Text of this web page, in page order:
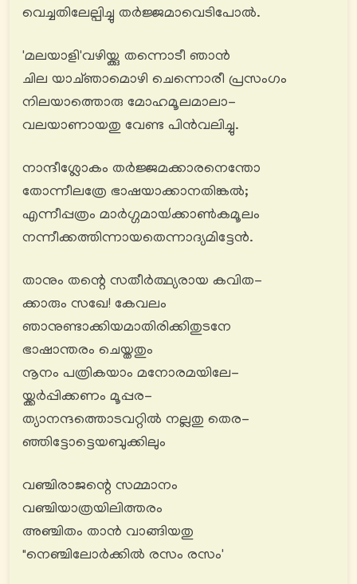
വെച്ചതിലേല്പിച്ചു തർജ്ജമാവെടിപോൽ.
'മലയാളി'വഴിയ്ക്കു തന്നൊടീ ഞാൻ
ചില യാച്ഞാമൊഴി ചെന്നൊരീ പ്രസംഗം
നിലയാത്തൊരു മോഹമൂലമാലാ-
വലയാണായതു വേണ്ട പിൻവലിച്ചു.
നാന്ദീശ്ലോകം തർജ്ജമക്കാരനെന്തോ
തോന്നീലത്രേ ഭാഷയാക്കാനതിങ്കൽ;
എന്നീപ്പത്രം മാര്‍ഗ്ഗമായ്‍ക്കാണ്‍കമൂലം
നന്നീക്കത്തിന്നായതെന്നാദ്യമിട്ടേൻ.
താനും തന്റെ സതീർത്ഥ്യരായ കവിത-
ക്കാരും സഖേ! കേവലം
ഞാനുണ്ടാക്കിയമാതിരിക്കിതുടനേ
ഭാഷാന്തരം ചെയ്തതും
നൂനം പത്രികയാം മനോരമയിലേ-
യ്ക്കർപ്പിക്കണം മൂപ്പര-
ത്യാനന്ദത്തൊടവറ്റിൽ നല്ലതു തെര-
ഞ്ഞിട്ടോട്ടെയബുക്കിലും
വഞ്ചിരാജന്റെ സമ്മാനം
വഞ്ചിയാത്രയിലിത്തരം
അഞ്ചിതം താൻ വാങ്ങിയതു
"നെഞ്ചിലോര്‍ക്കിൽ രസം രസം'